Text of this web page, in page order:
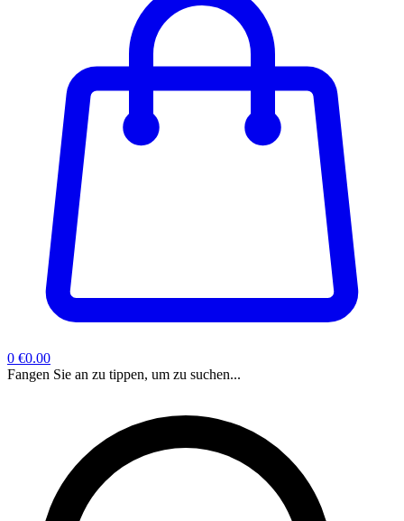
0 €0.00
Fangen Sie an zu tippen, um zu suchen...